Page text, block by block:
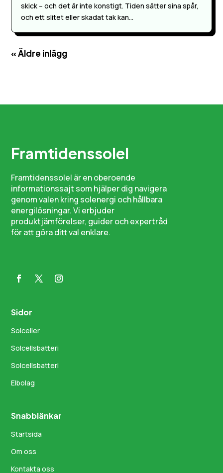
skick – och det är inte konstigt. Tiden sätter sina spår,
och ett slitet eller skadat tak kan...
« Äldre inlägg
Framtidenssolel
Framtidenssolel är en oberoende
informationssajt som hjälper dig navigera
genom valen kring solenergi och hållbara
energilösningar. Vi erbjuder
produktjämförelser, guider och expertråd
för att göra ditt val enklare.
Sidor
Solceller
Solcellsbatteri
Solcellsbatteri
Elbolag
Snabblänkar
Startsida
Om oss
Kontakta oss